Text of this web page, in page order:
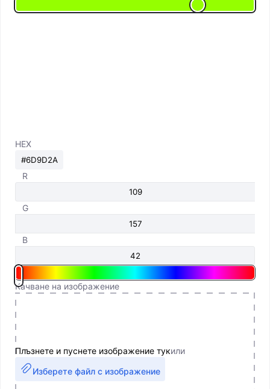
HEX
R
G
B
Качване на изображение
Плъзнете и пуснете изображение тукили
Изберете файл с изображение